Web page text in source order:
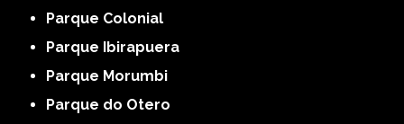
Parque Colonial
Parque Ibirapuera
Parque Morumbi
Parque do Otero